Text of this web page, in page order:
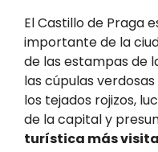
El Castillo de Praga
importante de la
de las estampas de
las cúpulas
los tejados rojizos,
de la capital y
turística más